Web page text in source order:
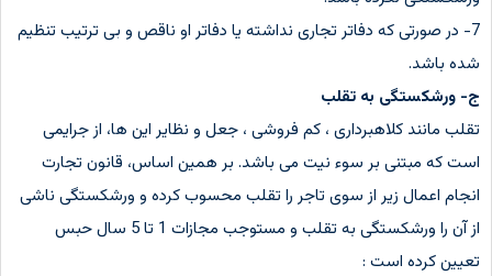
7- در صورتی که دفاتر تجاری نداشته یا دفاتر او ناقص و بی ترتیب تنظیم
شده باشد.
ج- ورشکستگی به تقلب
تقلب مانند کلاهبرداری ، کم فروشی ، جعل و نظایر این ها، از جرایمی
است که مبتنی بر سوء نیت می باشد. بر همین اساس، قانون تجارت
انجام اعمال زیر از سوی تاجر را تقلب محسوب کرده و ورشکستگی ناشی
از آن را ورشکستگی به تقلب و مستوجب مجازات 1 تا 5 سال حبس
تعیین کرده است :